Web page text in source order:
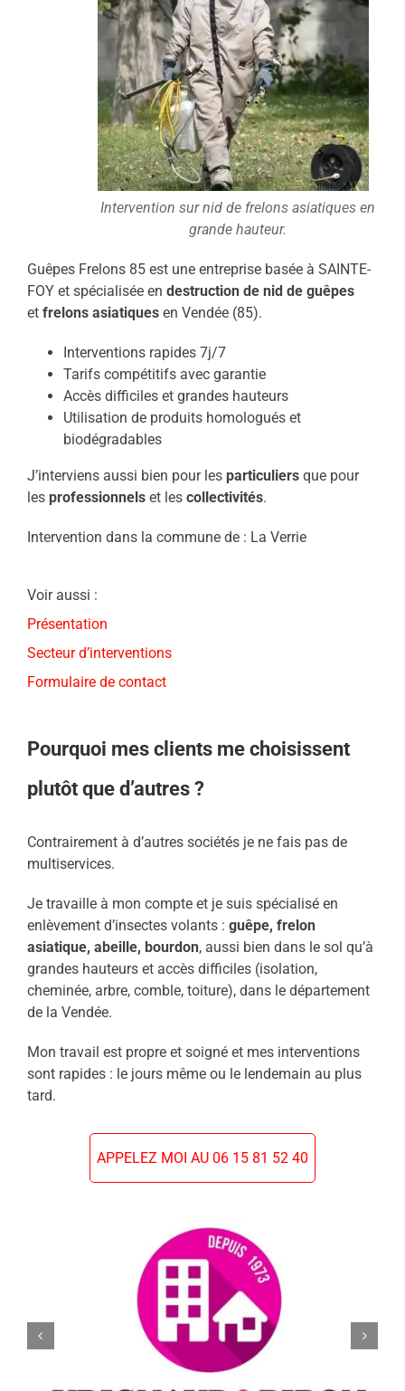
Intervention sur nid de frelons asiatiques en
grande hauteur.
Guêpes Frelons 85 est une entreprise basée à SAINTE-
FOY et spécialisée en destruction de nid de guêpes
et frelons asiatiquesen Vendée (85).
Interventions rapides 7j/7
Tarifs compétitifs avec garantie
Accès difficiles et grandes hauteurs
Utilisation de produits homologués et
biodégradables
J’interviens aussi bien pour les particuliersque pour
les professionnelset les collectivités.
Intervention dans la commune de : La Verrie
Voir aussi :
Présentation
Secteur d’interventions
Formulaire de contact
Pourquoi mes clients me choisissent
plutôt que d’autres ?
Contrairement à d’autres sociétés je ne fais pas de
multiservices.
Je travaille à mon compte et je suis spécialisé en
enlèvement d’insectes volants : guêpe, frelon
asiatique, abeille, bourdon, aussi bien dans le sol qu’à
grandes hauteurs et accès difficiles (isolation,
cheminée, arbre, comble, toiture), dans le département
de la Vendée.
Mon travail est propre et soigné et mes interventions
sont rapides : le jours même ou le lendemain au plus
tard.
APPELEZ MOI AU 06 15 81 52 40